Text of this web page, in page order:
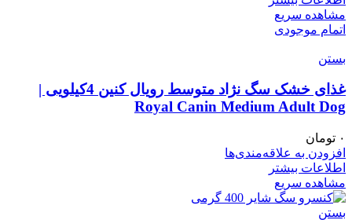
مشاهده سریع
اتمام موجودی
بستن
غذای خشک سگ نژاد متوسط رویال کنین 4کیلویی |
Royal Canin Medium Adult Dog
۰ تومان
افزودن به علاقه‌مندی‌ها
اطلاعات بیشتر
مشاهده سریع
بستن